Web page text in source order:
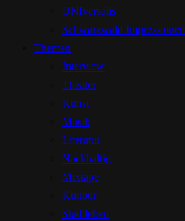
UNIversalis
Schwarzwald Impressionen
Themen
Interview
Theater
Kunst
Musik
Literatur
Nachhaltig
Mixtape
Kultour
Stadtleben